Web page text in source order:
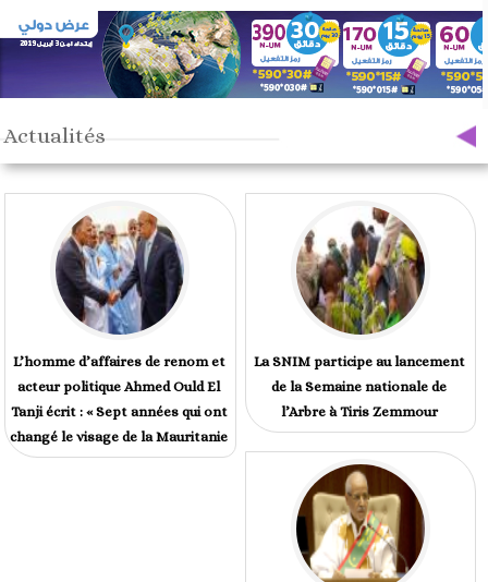
Actualités
L’homme d’affaires de renom et
acteur politique Ahmed Ould El
Tanji écrit : « Sept années qui ont
changé le visage de la Mauritanie
La SNIM participe au lancement
de la Semaine nationale de
l’Arbre à Tiris Zemmour